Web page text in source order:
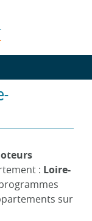
: Loire-
sur